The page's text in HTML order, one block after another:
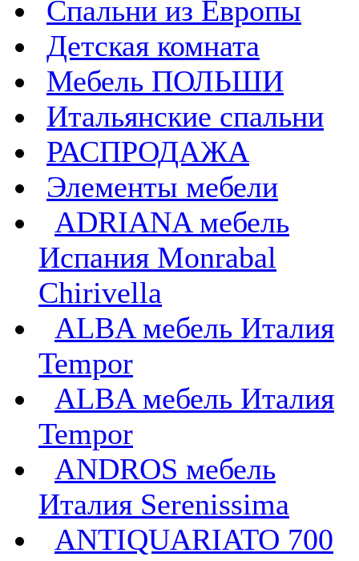
Спальни из Европы
Детская комната
Мебель ПОЛЬШИ
Итальянские спальни
РАСПРОДАЖА
Элементы мебели
ADRIANA мебель
Испания Monrabal
Chirivella
ALBA мебель Италия
Tempor
ALBA мебель Италия
Tempor
ANDROS мебель
Италия Serenissima
ANTIQUARIATO 700